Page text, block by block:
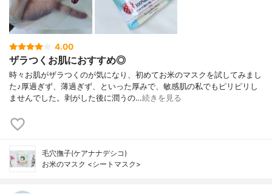
4.00
ザラつくお肌におすすめ◎
時々お肌がザラつくのが気になり、初めてお米のマスクを試してみまし
た♪厚過ぎず、薄過ぎず、といった厚みで、敏感肌の私でもピリピリし
ませんでした。剥がした後に潤うの…続きを見る
毛穴撫子(ケアナナデシコ)
お米のマスク <シートマスク>